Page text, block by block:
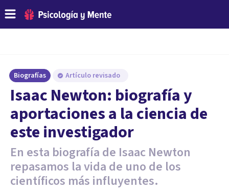
Biografías Artículo revisado
Isaac Newton: biografía y
aportaciones a la ciencia de
este investigador
En esta biografía de Isaac Newton
repasamos la vida de uno de los
científicos más influyentes.